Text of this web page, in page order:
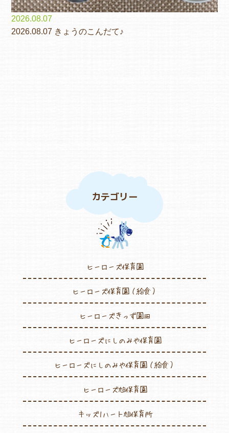
2026.08.07
2026.08.07 きょうのこんだて♪
カテゴリー
ヒーローズ保育園
ヒーローズ保育園（給食）
ヒーローズきっず園田
ヒーローズにしのみや保育園
ヒーローズにしのみや保育園（給食）
ヒーローズ旭保育園
キッズ1ハート旭保育所